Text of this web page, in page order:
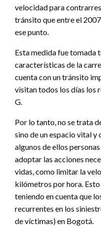
velocidad para
tránsito que entre el
ese punto.
Esta medida fue tomada
características de la
cuenta con un tránsito
visitan todos los días los
G.
Por lo tanto, no se trata
sino de un espacio vital
algunos de ellos
adoptar las acciones
vidas, como limitar la
kilómetros por hora.
teniendo en cuenta que
recurrentes en los
de víctimas) en Bogotá.